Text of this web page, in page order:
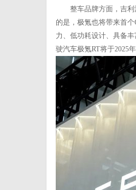
整车品牌方面，吉利汽
的是，极氪也将带来首
力、低功耗设计、具备
驶汽车极氪RT将于2025